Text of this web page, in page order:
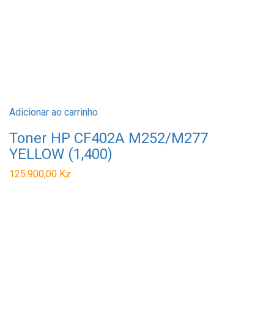
Adicionar ao carrinho
Toner HP CF402A M252/M277
YELLOW (1,400)
125.900,00 Kz